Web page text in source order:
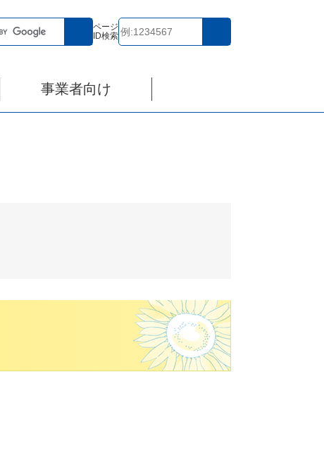
ページ
ID検索
事業者向け